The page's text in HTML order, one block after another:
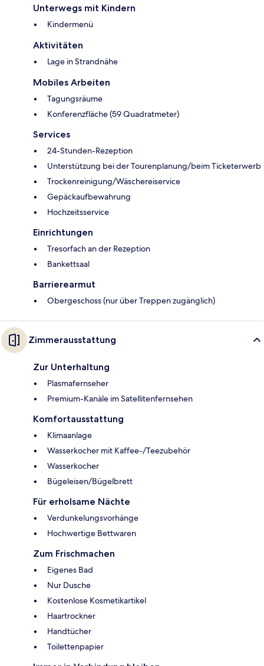
Unterwegs mit Kindern
Kindermenü
Aktivitäten
Lage in Strandnähe
Mobiles Arbeiten
Tagungsräume
Konferenzfläche (59 Quadratmeter)
Services
24-Stunden-Rezeption
Unterstützung bei der Tourenplanung/beim Ticketerwerb
Trockenreinigung/Wäschereiservice
Gepäckaufbewahrung
Hochzeitsservice
Einrichtungen
Tresorfach an der Rezeption
Bankettsaal
Barrierearmut
Obergeschoss (nur über Treppen zugänglich)
Zimmerausstattung
Zur Unterhaltung
Plasmafernseher
Premium-Kanäle im Satellitenfernsehen
Komfortausstattung
Klimaanlage
Wasserkocher mit Kaffee-/Teezubehör
Wasserkocher
Bügeleisen/Bügelbrett
Für erholsame Nächte
Verdunkelungsvorhänge
Hochwertige Bettwaren
Zum Frischmachen
Eigenes Bad
Nur Dusche
Kostenlose Kosmetikartikel
Haartrockner
Handtücher
Toilettenpapier